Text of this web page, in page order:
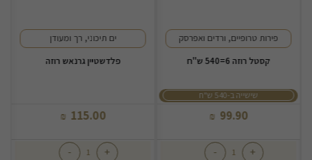
פירות טרופיים, ורדים ואפרסק
קסטל רוזה 6=540 ש"ח
שישייה ב-540 ש"ח
99.90
₪
+
-
ים תיכוני, רך ומעודן
פלדשטיין גרנאש רוזה
115.00
₪
+
-